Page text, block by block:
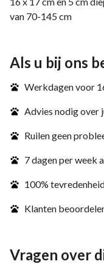
van 70-145 cm
Als u bij ons
Werkdagen voor
Advies nodig over
Ruilen geen
7 dagen per week
100%
Klanten
Vragen over